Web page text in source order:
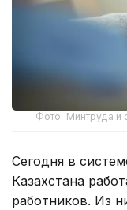
Фото: Минтруда и
Сегодня в
Казахстана
работников. Из